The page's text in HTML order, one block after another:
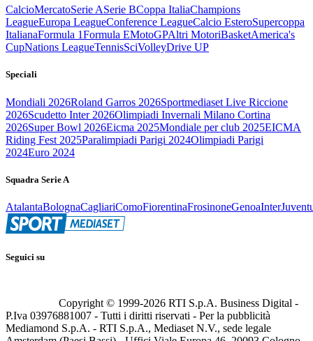
CalcioMercatoSerie ASerie BCoppa ItaliaChampions
LeagueEuropa LeagueConference LeagueCalcio EsteroSupercoppa
ItalianaFormula 1Formula EMotoGPAltri MotoriBasketAmerica's
CupNations LeagueTennisSciVolleyDrive UP
Speciali
Mondiali 2026Roland Garros 2026Sportmediaset Live Riccione
2026Scudetto Inter 2026Olimpiadi Invernali Milano Cortina
2026Super Bowl 2026Eicma 2025Mondiale per club 2025EICMA
Riding Fest 2025Paralimpiadi Parigi 2024Olimpiadi Parigi
2024Euro 2024
Squadra Serie A
AtalantaBolognaCagliariComoFiorentinaFrosinoneGenoaInter
Seguici su
Copyright © 1999-2026 RTI S.p.A. Business Digital -
P.Iva 03976881007 - Tutti i diritti riservati - Per la pubblicità
Mediamond S.p.A. - RTI S.p.A., Mediaset N.V., sede legale